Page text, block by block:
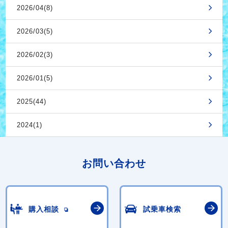
2026/04(8)
2026/03(5)
2026/02(3)
2026/01(5)
2025(44)
2024(1)
お問い合わせ
購入相談 試乗車検索